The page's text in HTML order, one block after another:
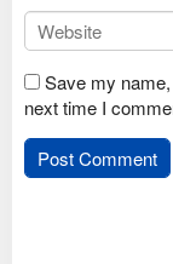
Save my
next time I